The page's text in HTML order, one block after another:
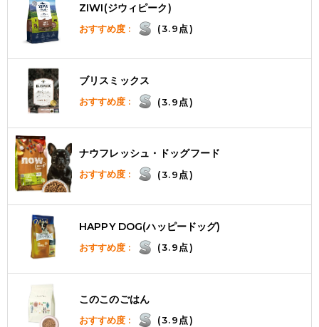
ZIWI(ジウィピーク)
おすすめ度 : (3.9点)
ブリスミックス
おすすめ度 : (3.9点)
ナウフレッシュ・ドッグフード
おすすめ度 : (3.9点)
HAPPY DOG(ハッピードッグ)
おすすめ度 : (3.9点)
このこのごはん
おすすめ度 : (3.9点)